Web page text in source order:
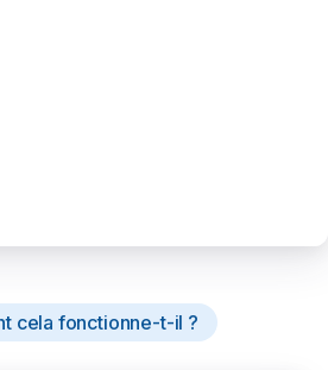
cela fonctionne-t-il ?